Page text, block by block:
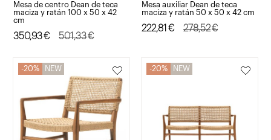
Mesa de centro Dean de teca
maciza y ratán 100 x 50 x 42
cm
501,33€
El
original
501,33€.
350,93€
El
actual
350,93€.
Mesa auxiliar Dean de teca
maciza y ratán 50 x 50 x 42 cm
278,52€
El
era:
222,81 €
El
es:
20% NEW 20% NEW